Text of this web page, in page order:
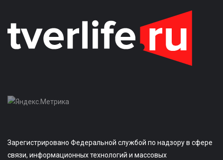
Зарегистрировано Федеральной службой по надзору в сфере
связи, информационных технологий и массовых